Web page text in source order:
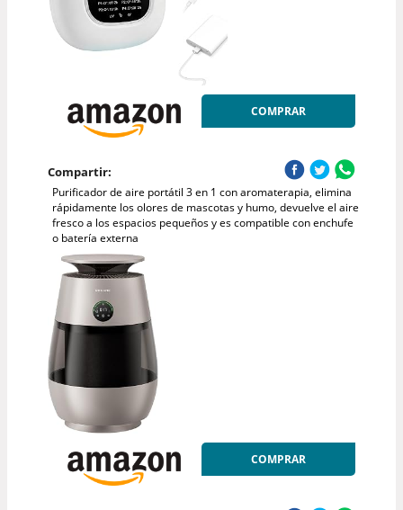
COMPRAR
Compartir:
Purificador de aire portátil 3 en 1 con aromaterapia, elimina
rápidamente los olores de mascotas y humo, devuelve el aire
fresco a los espacios pequeños y es compatible con enchufe
o batería externa
COMPRAR